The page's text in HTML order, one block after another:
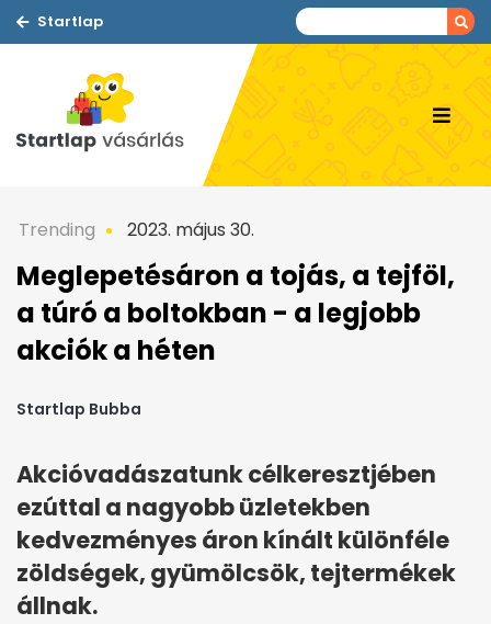
Startlap
Trending 2023. május 30.
Meglepetésáron a tojás, a tejföl,
a túró a boltokban - a legjobb
akciók a héten
Startlap Bubba
Akcióvadászatunk célkeresztjében
ezúttal a nagyobb üzletekben
kedvezményes áron kínált különféle
zöldségek, gyümölcsök, tejtermékek
állnak.